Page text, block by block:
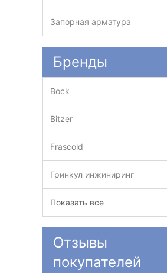
Запорная арматура
Бренды
Bock
Bitzer
Frascold
Гринкул инжиниринг
Показать все
Отзывы
покупателей